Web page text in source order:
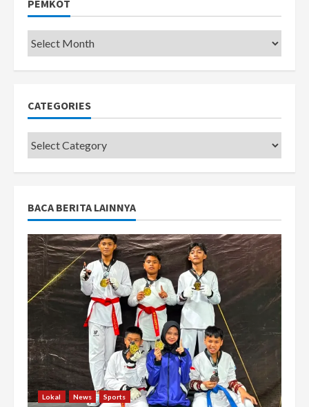
PEMKOT
Pemkot
CATEGORIES
Categories
BACA BERITA LAINNYA
Lokal News Sports